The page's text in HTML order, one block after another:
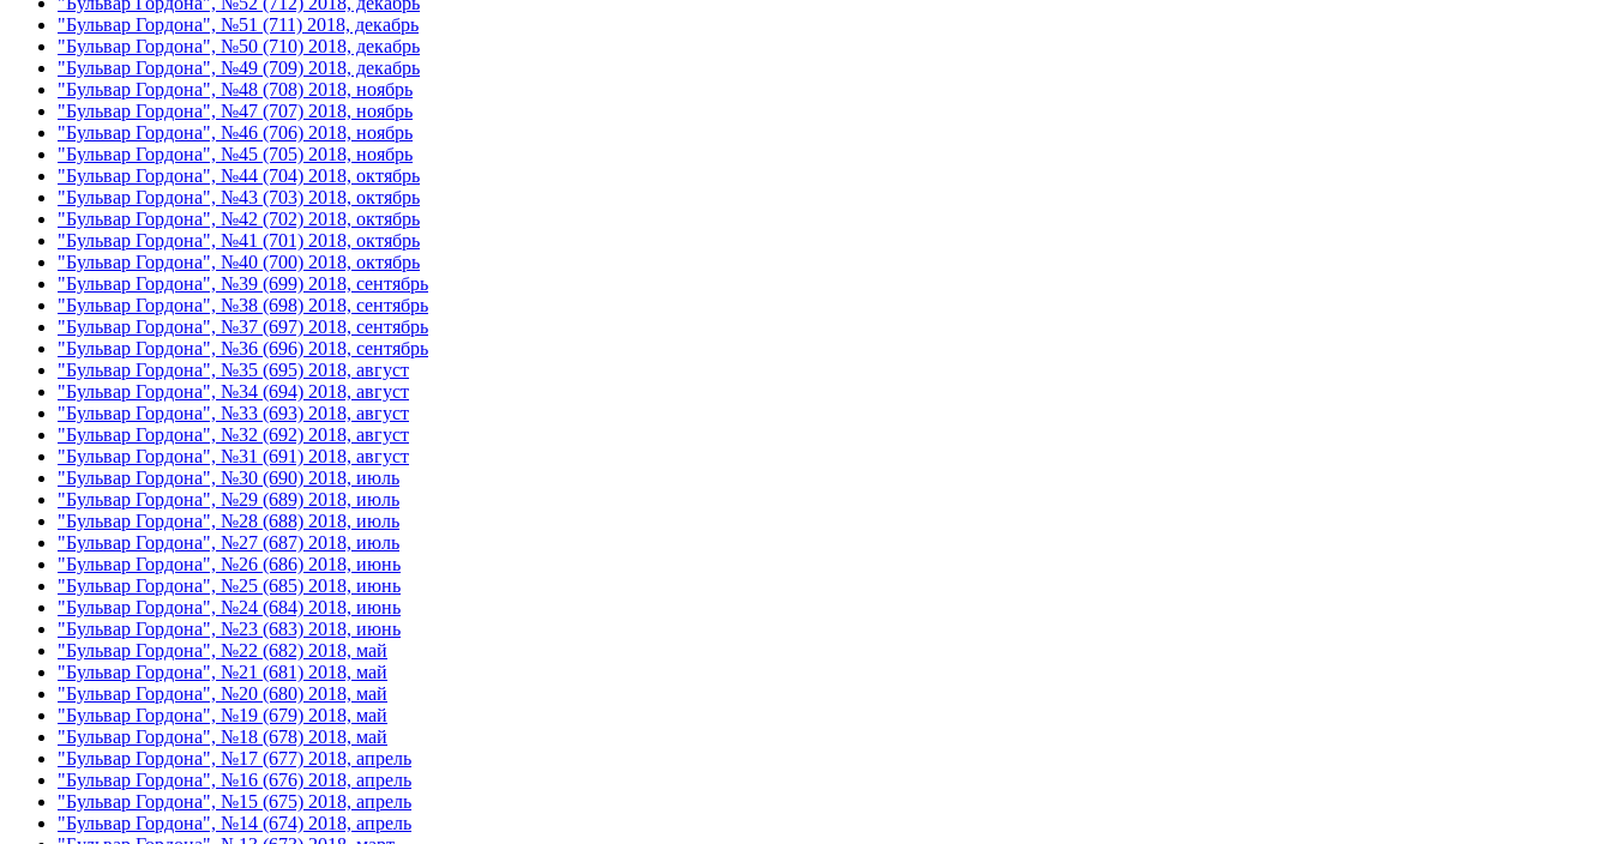
"Бульвар Гордона", №51 (711) 2018, декабрь
"Бульвар Гордона", №50 (710) 2018, декабрь
"Бульвар Гордона", №49 (709) 2018, декабрь
"Бульвар Гордона", №48 (708) 2018, ноябрь
"Бульвар Гордона", №47 (707) 2018, ноябрь
"Бульвар Гордона", №46 (706) 2018, ноябрь
"Бульвар Гордона", №45 (705) 2018, ноябрь
"Бульвар Гордона", №44 (704) 2018, октябрь
"Бульвар Гордона", №43 (703) 2018, октябрь
"Бульвар Гордона", №42 (702) 2018, октябрь
"Бульвар Гордона", №41 (701) 2018, октябрь
"Бульвар Гордона", №40 (700) 2018, октябрь
"Бульвар Гордона", №39 (699) 2018, сентябрь
"Бульвар Гордона", №38 (698) 2018, сентябрь
"Бульвар Гордона", №37 (697) 2018, сентябрь
"Бульвар Гордона", №36 (696) 2018, сентябрь
"Бульвар Гордона", №35 (695) 2018, август
"Бульвар Гордона", №34 (694) 2018, август
"Бульвар Гордона", №33 (693) 2018, август
"Бульвар Гордона", №32 (692) 2018, август
"Бульвар Гордона", №31 (691) 2018, август
"Бульвар Гордона", №30 (690) 2018, июль
"Бульвар Гордона", №29 (689) 2018, июль
"Бульвар Гордона", №28 (688) 2018, июль
"Бульвар Гордона", №27 (687) 2018, июль
"Бульвар Гордона", №26 (686) 2018, июнь
"Бульвар Гордона", №25 (685) 2018, июнь
"Бульвар Гордона", №24 (684) 2018, июнь
"Бульвар Гордона", №23 (683) 2018, июнь
"Бульвар Гордона", №22 (682) 2018, май
"Бульвар Гордона", №21 (681) 2018, май
"Бульвар Гордона", №20 (680) 2018, май
"Бульвар Гордона", №19 (679) 2018, май
"Бульвар Гордона", №18 (678) 2018, май
"Бульвар Гордона", №17 (677) 2018, апрель
"Бульвар Гордона", №16 (676) 2018, апрель
"Бульвар Гордона", №15 (675) 2018, апрель
"Бульвар Гордона", №14 (674) 2018, апрель